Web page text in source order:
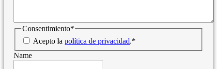
Consentimiento*
Acepto la política de privacidad.*
Name